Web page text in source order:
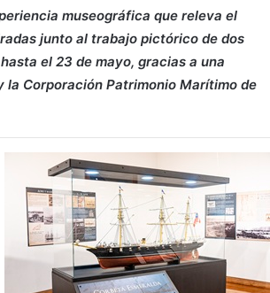
museográfica que releva el
junto al trabajo pictórico de dos
el 23 de mayo, gracias a una
Corporación Patrimonio Marítimo de